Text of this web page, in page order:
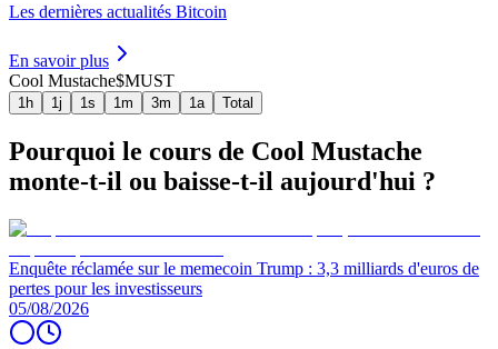
Les dernières actualités Bitcoin
En savoir plus
Cool Mustache$MUST
1h 1j 1s 1m 3m 1a Total
Pourquoi le cours de Cool Mustache
monte-t-il ou baisse-t-il aujourd'hui ?
Enquête réclamée sur le memecoin Trump : 3,3 milliards d'euros de
pertes pour les investisseurs
05/08/2026